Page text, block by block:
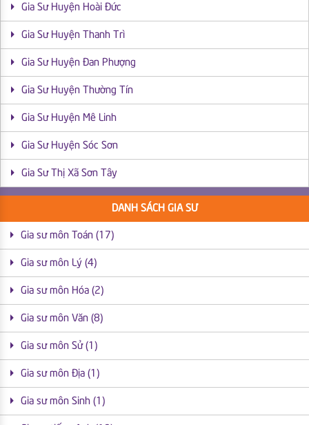
Gia Sư Huyện Hoài Đức
Gia Sư Huyện Thanh Trì
Gia Sư Huyện Đan Phượng
Gia Sư Huyện Thường Tín
Gia Sư Huyện Mê Linh
Gia Sư Huyện Sóc Sơn
Gia Sư Thị Xã Sơn Tây
DANH SÁCH GIA SƯ
Gia sư môn Toán (17)
Gia sư môn Lý (4)
Gia sư môn Hóa (2)
Gia sư môn Văn (8)
Gia sư môn Sử (1)
Gia sư môn Địa (1)
Gia sư môn Sinh (1)